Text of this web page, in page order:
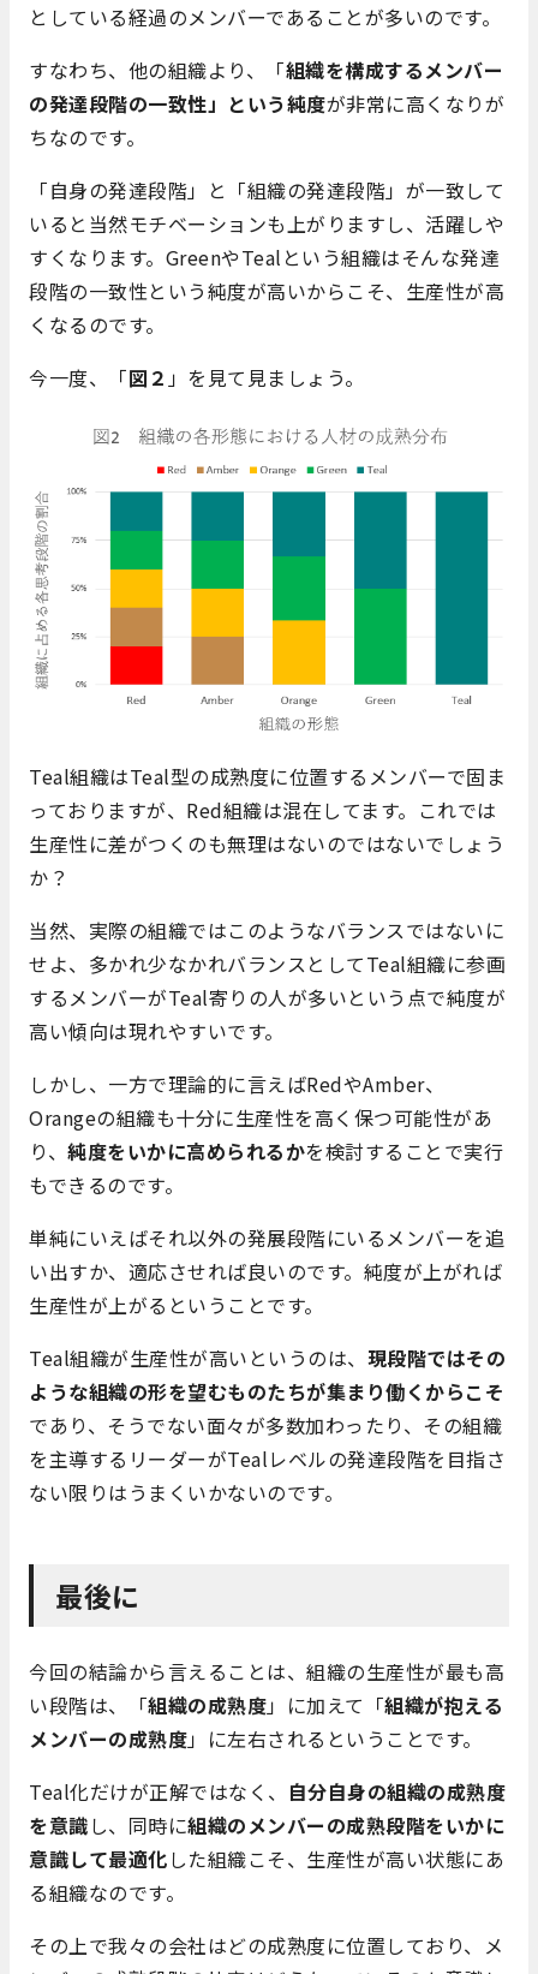
としている経過のメンバーであることが多いのです。
すなわち、他の組織より、「組織を構成するメンバー
の発達段階の一致性」という純度が非常に高くなりが
ちなのです。
「自身の発達段階」と「組織の発達段階」が一致して
いると当然モチベーションも上がりますし、活躍しや
すくなります。GreenやTealという組織はそんな発達
段階の一致性という純度が高いからこそ、生産性が高
くなるのです。
今一度、「図２ 」を見て見ましょう。
Teal組織はTeal型の成熟度に位置するメンバーで固ま
っておりますが、Red組織は混在してます。これでは
生産性に差がつくのも無理はないのではないでしょう
か？
当然、実際の組織ではこのようなバランスではないに
せよ、多かれ少なかれバランスとしてTeal組織に参画
するメンバーがTeal寄りの人が多いという点で純度が
高い傾向は現れやすいです。
しかし、一方で理論的に言えばRedやAmber、
Orangeの組織も十分に生産性を高く保つ可能性があ
り、 純度をいかに高められるかを検討することで実行
もできるのです。
単純にいえばそれ以外の発展段階にいるメンバーを追
い出すか、適応させれば良いのです。純度が上がれば
生産性が上がるということです。
Teal組織が生産性が高いというのは、 現段階ではその
ような組織の形を望むものたちが集まり働くからこそ
であり、そうでない面々が多数加わったり、その組織
を主導するリーダーがTealレベルの発達段階を目指さ
ない限りはうまくいかないのです。
最後に
今回の結論から言えることは、組織の生産性が最も高
い段階は、「組織の成熟度」に加えて「組織が抱える
メンバーの成熟度」に左右されるということです。
Teal化だけが正解ではなく、 自分自身の組織の成熟度
を意識し、同時に組織のメンバーの成熟段階をいかに
意識して最適化した組織こそ、生産性が高い状態にあ
る組織なのです。
その上で我々の会社はどの成熟度に位置しており、メ